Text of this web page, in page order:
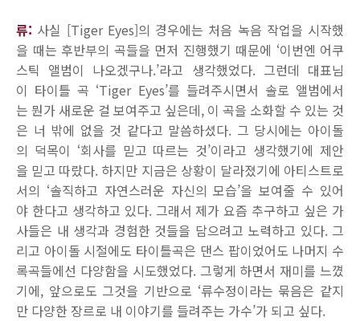
류: 사실 [Tiger Eyes]의 경우에는 처음 녹음 작업을 시작했
을 때는 후반부의 곡들을 먼저 진행했기 때문에 ‘이번엔 어쿠
스틱 앨범이 나오겠구나.’라고 생각했었다. 그런데 대표님
이 타이틀 곡 ‘Tiger Eyes’를 들려주시면서 솔로 앨범에서
는 뭔가 새로운 걸 보여주고 싶은데, 이 곡을 소화할 수 있는 것
은 너 밖에 없을 것 같다고 말씀하셨다. 그 당시에는 아이돌
의 덕목이 ‘회사를 믿고 따르는 것’이라고 생각했기에 제안
을 믿고 따랐다. 하지만 지금은 상황이 달라졌기에 아티스트로
서의 ‘솔직하고 자연스러운 자신의 모습’을 보여줄 수 있어
야 한다고 생각하고 있다. 그래서 제가 요즘 추구하고 싶은 가
사들은 내 생각과 경험한 것들을 담으려고 노력하고 있다. 그
리고 아이돌 시절에도 타이틀곡은 댄스 팝이었어도 나머지 수
록곡들에선 다양함을 시도했었다. 그렇게 하면서 재미를 느꼈
기에, 앞으로도 그것을 기반으로 ‘류수정이라는 묶음은 같지
만 다양한 장르로 내 이야기를 들려주는 가수’가 되고 싶다.